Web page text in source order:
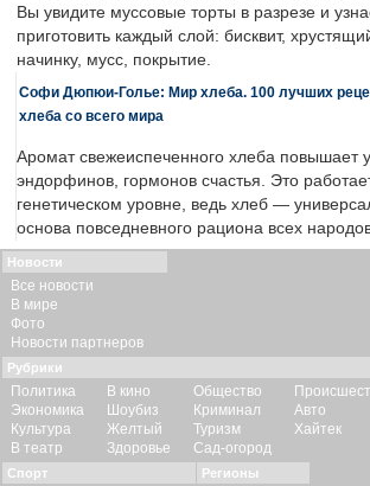
Вы увидите муссовые торты в разрезе и
приготовить каждый слой: бисквит,
начинку, мусс, покрытие.
Софи Дюпюи-Голье: Мир хлеба. 100 лучших
хлеба со всего мира
Аромат свежеиспеченного хлеба повышает
эндорфинов, гормонов счастья. Это
генетическом уровне, ведь хлеб —
основа повседневного рациона всех
Новости
Все новости
В мире
Фото
Новости партнеров
Рубрики
Политика
Экономика
Культура
В театр
В кино
Шоубиз
Желтый
Здоровье
Общество
Криминал
Туризм
Сад-огород
Авто
Хайтек
Спорт Регионы